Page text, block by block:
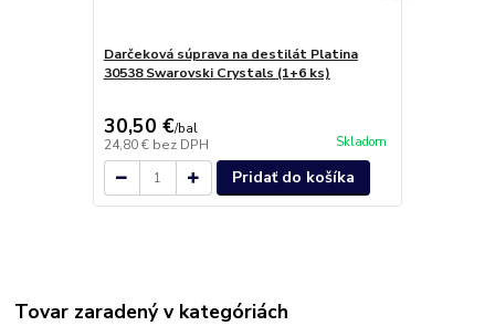
Darčeková súprava na destilát Platina
30538 Swarovski Crystals (1+6 ks)
30,50 €/bal
24,80 € bez DPH Skladom
Pridať do košíka
Tovar zaradený v kategóriách